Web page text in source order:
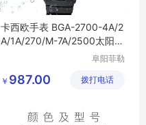
卡西欧手表 BGA-2700-4A/2
A/1A/270/M-7A/2500太阳能
阜阳菲勒
公司
￥ 987.00 拨打电话